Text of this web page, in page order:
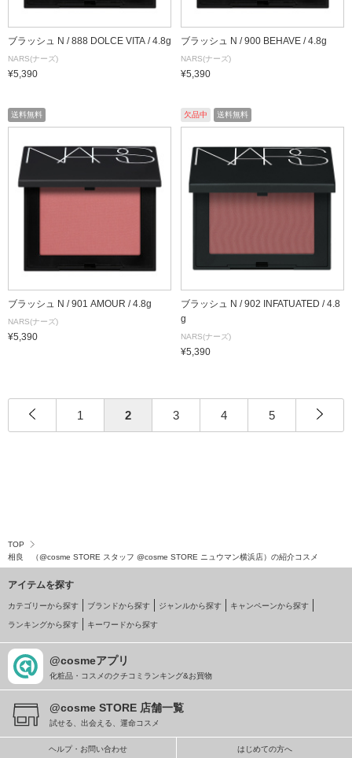
ブラッシュ N / 888 DOLCE VITA / 4.8g
NARS(ナーズ)
¥5,390
ブラッシュ N / 900 BEHAVE / 4.8g
NARS(ナーズ)
¥5,390
送料無料
ブラッシュ N / 901 AMOUR / 4.8g
NARS(ナーズ)
¥5,390
欠品中 送料無料
ブラッシュ N / 902 INFATUATED / 4.8
g
NARS(ナーズ)
¥5,390
1 2 3 4 5
TOP
相良 （@cosme STORE スタッフ @cosme STORE ニュウマン横浜店）の紹介コスメ
アイテムを探す
カテゴリーから探す ブランドから探す ジャンルから探す キャンペーンから探す
ランキングから探す キーワードから探す
@cosmeアプリ
化粧品・コスメのクチコミランキング&お買物
@cosme STORE 店舗一覧
試せる、出会える、運命コスメ
ヘルプ・お問い合わせ はじめての方へ